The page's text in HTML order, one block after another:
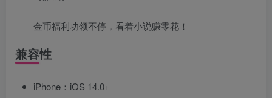
金币福利功领不停，看着小说赚零花！
兼容性
iPhone：iOS 14.0+